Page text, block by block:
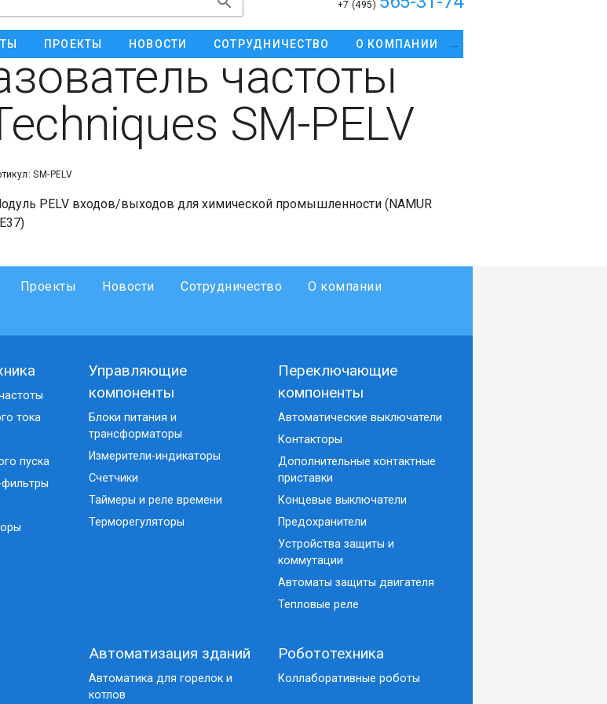
+7 (495)
ПРОЕКТЫ НОВОСТИ СОТРУДНИЧЕСТВО О КОМПАНИИ
частоты
SM-PELV
SM-PELV
PELV входов/выходов для химической промышленности (NAMUR
Проекты Новости Сотрудничество
О компании
тока
пуска
Управляющие
компоненты
Блоки питания и
трансформаторы
Измерители-индикаторы
Счетчики
Таймеры и реле времени
Терморегуляторы
Переключающие
компоненты
Автоматические выключатели
Контакторы
Дополнительные контактные
приставки
Концевые выключатели
Предохранители
Устройства защиты и
коммутации
Автоматы защиты двигателя
Тепловые реле
Автоматизация зданий
Автоматика для горелок и
котлов
Робототехника
Коллаборативные роботы